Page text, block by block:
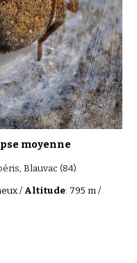
moyenne
Blauvac(84)
/ Altitude: 795 m /